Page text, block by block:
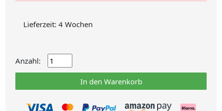
Lieferzeit: 4 Wochen
Anzahl:
In den Warenkorb